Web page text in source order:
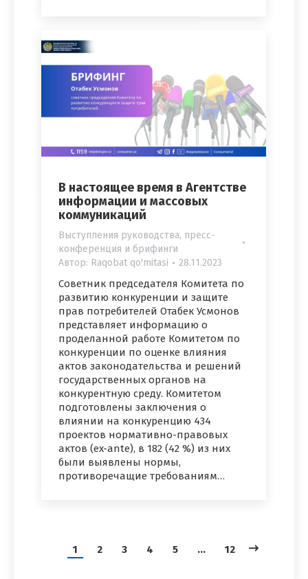
В настоящее время в Агентстве
информации и массовых
коммуникаций
Выступления руководства, пресс-
конференция и брифинги
Автор: Raqobat qo'mitasi 28.11.2023
Советник председателя Комитета по
развитию конкуренции и защите
прав потребителей Отабек Усмонов
представляет информацию о
проделанной работе Комитетом по
конкуренции по оценке влияния
актов законодательства и решений
государственных органов на
конкурентную среду. Комитетом
подготовлены заключения о
влиянии на конкуренцию 434
проектов нормативно-правовых
актов (ex-ante), в 182 (42 %) из них
были выявлены нормы,
противоречащие требованиям…
1 2 3 4 5 … 12